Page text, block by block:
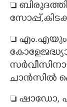

 എം.എയും
ചാൻസിൽ
 ഷാഡോ,